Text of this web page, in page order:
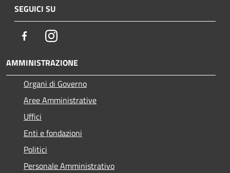
SEGUICI SU
FacebookInstagram
AMMINISTRAZIONE
Organi di Governo
Aree Amministrative
Uffici
Enti e fondazioni
Politici
Personale Amministrativo